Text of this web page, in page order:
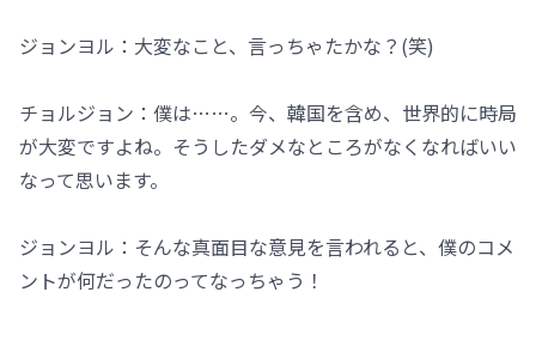
ジョンヨル：大変なこと、言っちゃたかな？(笑)
チョルジョン：僕は……。今、韓国を含め、世界的に時局
が大変ですよね。そうしたダメなところがなくなればいい
なって思います。
ジョンヨル：そんな真面目な意見を言われると、僕のコメ
ントが何だったのってなっちゃう！